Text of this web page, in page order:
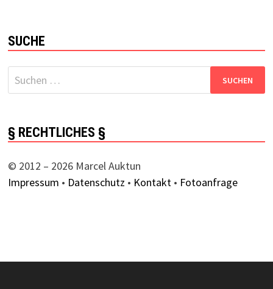
SUCHE
Suchen
nach:
§ RECHTLICHES §
© 2012 – 2026 Marcel Auktun
Impressum • Datenschutz • Kontakt• Fotoanfrage